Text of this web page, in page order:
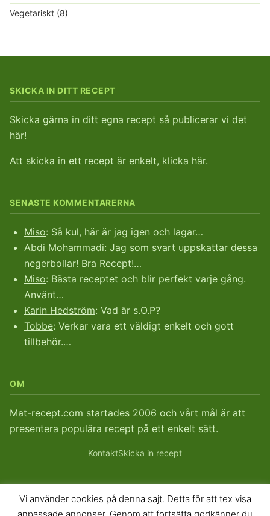
Vegetariskt (8)
SKICKA IN DITT RECEPT
Skicka gärna in ditt egna recept så publicerar vi det
här!
Att skicka in ett recept är enkelt, klicka här.
SENASTE KOMMENTARERNA
Miso: Så kul, här är jag igen och lagar…
Abdi Mohammadi: Jag som svart uppskattar dessa
negerbollar! Bra Recept!…
Miso: Bästa receptet och blir perfekt varje gång.
Använt…
Karin Hedström: Vad är s.O.P?
Tobbe: Verkar vara ett väldigt enkelt och gott
tillbehör.…
OM
Mat-recept.com startades 2006 och vårt mål är att
presentera populära recept på ett enkelt sätt.
KontaktSkicka in recept
© 2026Mat-recept.com. Mat-recept sedan 2006.
Vi använder cookies på denna sajt. Detta för att tex visa